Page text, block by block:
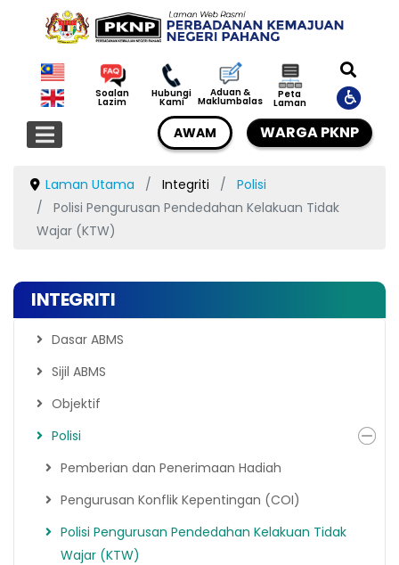
Soalan
Lazim
Hubungi
Kami
Aduan &
Maklumbalas
Peta
Laman
AWAM WARGA PKNP
Laman Utama Integriti
Polisi
Polisi Pengurusan Pendedahan Kelakuan Tidak
Wajar (KTW)
INTEGRITI
Dasar ABMS
Sijil ABMS
Objektif
Polisi
Pemberian dan Penerimaan Hadiah
Pengurusan Konflik Kepentingan (COI)
Polisi Pengurusan Pendedahan Kelakuan Tidak
Wajar (KTW)